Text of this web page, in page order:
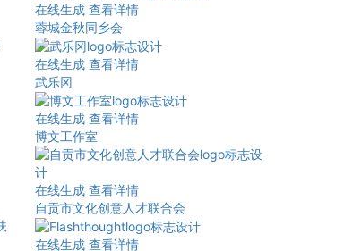
在线生成 查看详情
蓉城金秋同乡会
在线生成 查看详情
武乐冈
在线生成 查看详情
博文工作室
在线生成 查看详情
自贡市文化创意人才联合会
在线生成 查看详情